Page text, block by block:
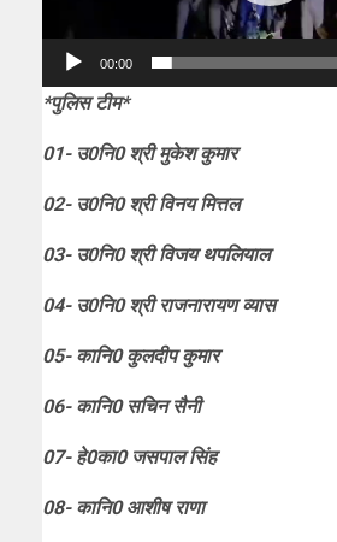
00:00
*पुलिस टीम*
01- उ0नि0 श्री मुकेश कुमार
02- उ0नि0 श्री विनय मित्तल
03- उ0नि0 श्री विजय थपलियाल
04- उ0नि0 श्री राजनारायण व्यास
05- कानि0 कुलदीप कुमार
06- कानि0 सचिन सैनी
07- हे0का0 जसपाल सिंह
08- कानि0 आशीष राणा